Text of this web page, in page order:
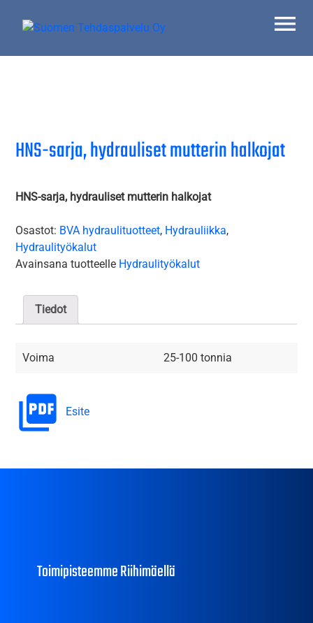
HNS-sarja, hydrauliset mutterin halkojat
HNS-sarja, hydrauliset mutterin halkojat
Osastot: BVA hydraulituotteet, Hydrauliikka,
Hydraulityökalut
Avainsana tuotteelle Hydraulityökalut
Tiedot
Voima 25-100 tonnia
Esite
Toimipisteemme Riihimäellä